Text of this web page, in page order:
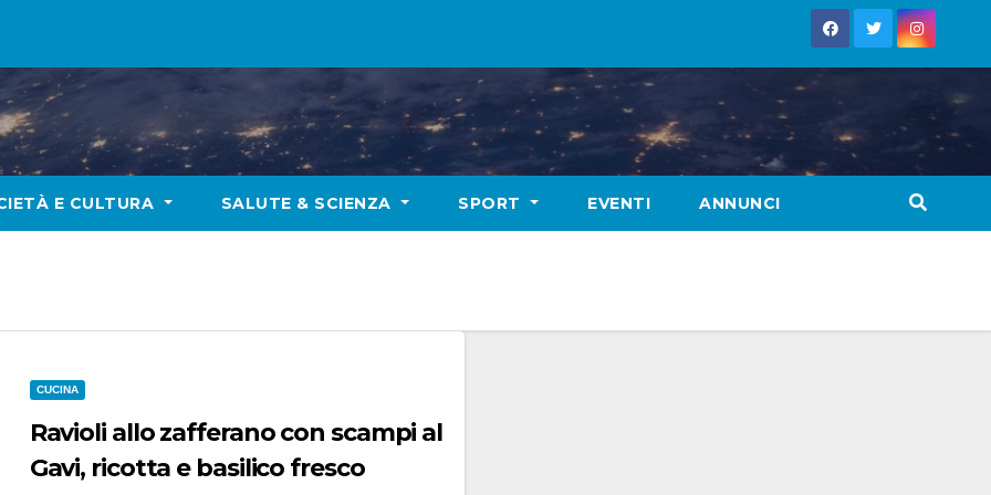
E CULTURA SALUTE & SCIENZA SPORT EVENTI ANNUNCI
CUCINA
Ravioli allo zafferano con scampi al
Gavi, ricotta e basilico fresco